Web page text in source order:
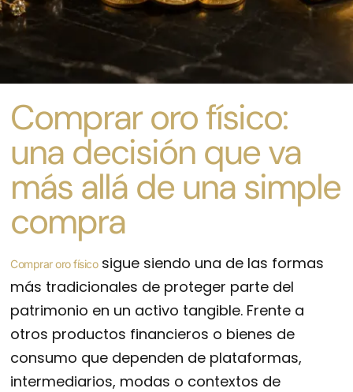
Comprar oro físico:
una decisión que va
más allá de una simple
compra
Comprar oro físicosigue siendo una de las formas
más tradicionales de proteger parte del
patrimonio en un activo tangible. Frente a
otros productos financieros o bienes de
consumo que dependen de plataformas,
intermediarios, modas o contextos de